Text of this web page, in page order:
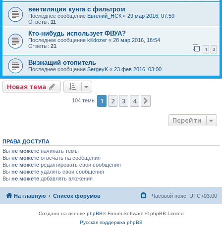
вентиляция кунга с фильтром
Последнее сообщение Евгений_НСК « 29 мар 2016, 07:59
Ответы: 11
Кто-нибудь использует ФВУА?
Последнее сообщение killdozer « 28 мар 2016, 18:54
Ответы: 21 1 2
Визжащий отопитель
Последнее сообщение SergeyK « 23 фев 2016, 03:00
Новая тема
104 темы 1 2 3 4
Перейти
ПРАВА ДОСТУПА
Вы не можете начинать темы
Вы не можете отвечать на сообщения
Вы не можете редактировать свои сообщения
Вы не можете удалять свои сообщения
Вы не можете добавлять вложения
На главную Список форумов Часовой пояс: UTC+03:00
Создано на основе phpBB® Forum Software © phpBB Limited
Русская поддержка phpBB